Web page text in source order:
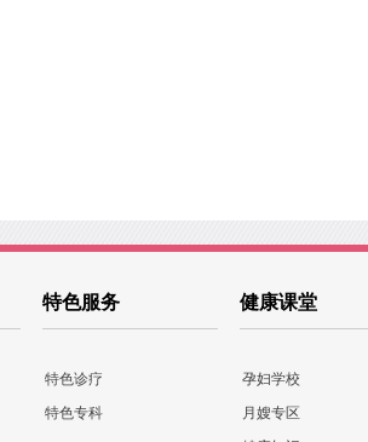
特色服务 健康课堂
特色诊疗
特色专科
孕妇学校
月嫂专区